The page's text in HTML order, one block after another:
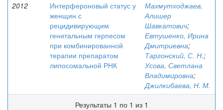
2012
Интерфероновый статус у
женщин с
рецидивирующим
генитальным герпесом
при комбинированной
терапии препаратом
липосомальной РНК
Махмутходжаев,
Алишер
Шавкатович;
Евтушенко, Ирина
Дмитриевна;
Таргонский, С. Н.;
Усова, Светлана
Владимировна;
Джилкибаева, Н. М.
Результаты 1 по 1 из 1